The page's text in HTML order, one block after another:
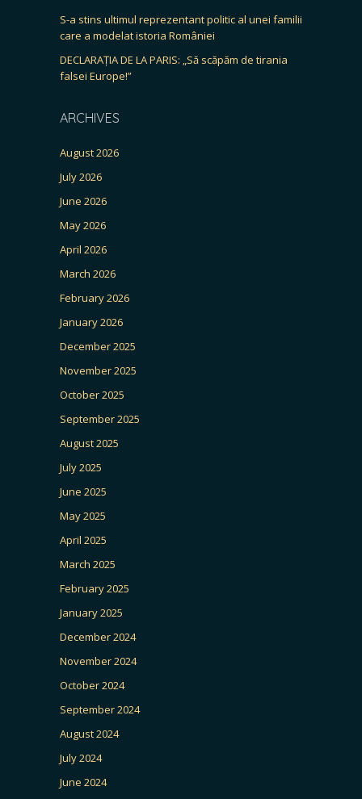
S-a stins ultimul reprezentant politic al unei familii
care a modelat istoria României
DECLARAȚIA DE LA PARIS: „Să scăpăm de tirania
falsei Europe!”
ARCHIVES
August 2026
July 2026
June 2026
May 2026
April 2026
March 2026
February 2026
January 2026
December 2025
November 2025
October 2025
September 2025
August 2025
July 2025
June 2025
May 2025
April 2025
March 2025
February 2025
January 2025
December 2024
November 2024
October 2024
September 2024
August 2024
July 2024
June 2024